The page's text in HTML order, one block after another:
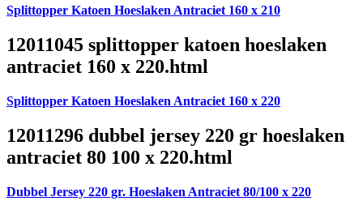
Splittopper Katoen Hoeslaken Antraciet 160 x 210
12011045 splittopper katoen hoeslaken
antraciet 160 x 220.html
Splittopper Katoen Hoeslaken Antraciet 160 x 220
12011296 dubbel jersey 220 gr hoeslaken
antraciet 80 100 x 220.html
Dubbel Jersey 220 gr. Hoeslaken Antraciet 80/100 x 220